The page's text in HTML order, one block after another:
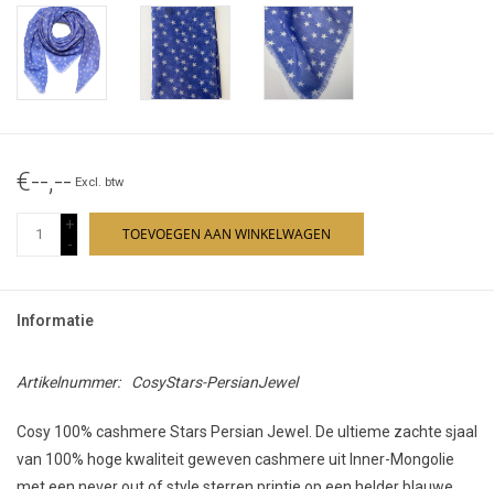
€--,-- Excl. btw
+
-
TOEVOEGEN AAN WINKELWAGEN
Informatie
Artikelnummer: CosyStars-PersianJewel
Cosy 100% cashmere Stars Persian Jewel. De ultieme zachte sjaal
van 100% hoge kwaliteit geweven cashmere uit Inner-Mongolie